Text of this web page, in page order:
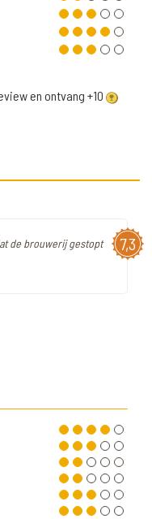
en ontvang +10
7,3
de brouwerij gestopt